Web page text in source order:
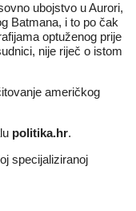
ubojstvo u Aurori,
Batmana, i to po čak
optuženog prije
nije riječ o istom
američkog
politika.hr.
specijaliziranoj